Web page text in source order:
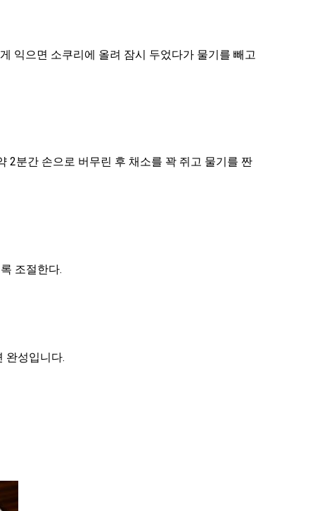
익으면 소쿠리에 올려 잠시 두었다가 물기를 빼고
2분간 손으로 버무린 후 채소를 꽉 쥐고 물기를 짠
조절한다.
완성입니다.